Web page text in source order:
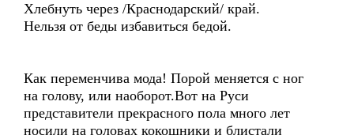
Хлебнуть через /Краснодарский/ край.
Нельзя от беды избавиться бедой.
Как переменчива мода! Порой меняется с ног
на голову, или наоборот.Вот на Руси
представители прекрасного пола много лет
носили на головах кокошники и блистали